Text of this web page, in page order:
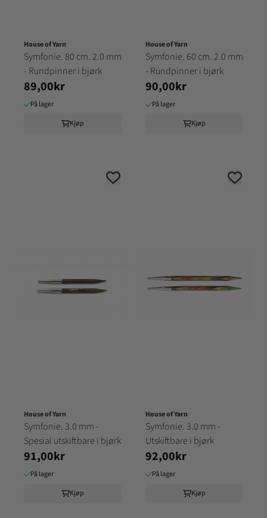
House of Yarn
Symfonie. 80 cm. 2.0 mm
- Rundpinner i bjørk
89,00kr
På lager
Kjøp
House of Yarn
Symfonie. 60 cm. 2.0 mm
- Rundpinner i bjørk
90,00kr
På lager
Kjøp
House of Yarn
Symfonie. 3.0 mm -
Spesial utskiftbare i bjørk
91,00kr
På lager
Kjøp
House of Yarn
Symfonie. 3.0 mm -
Utskiftbare i bjørk
92,00kr
På lager
Kjøp